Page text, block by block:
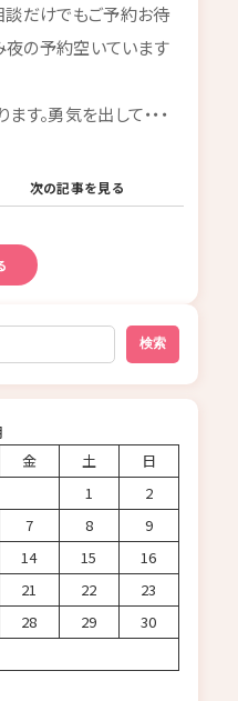
だけでもご予約お待
夜の予約空いています
。勇気を出して・・・
次の記事を見る
検索
金 土
日
1
2
7 8
9
14 15
16
21 22
23
28 29
30